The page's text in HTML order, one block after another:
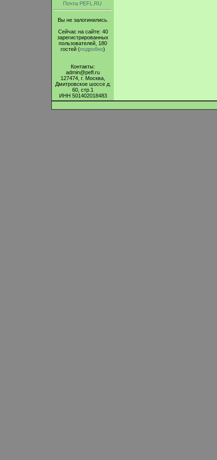
Почта PEFL.RU
Вы не залогинились.
Сейчас на сайте: 40
зарегистрированных
пользователей, 180
гостей (подробно)
Контакты:
admin@pefl.ru
127474, г. Москва,
Дмитровское шоссе д.
60, стр.1
ИНН 501402018483